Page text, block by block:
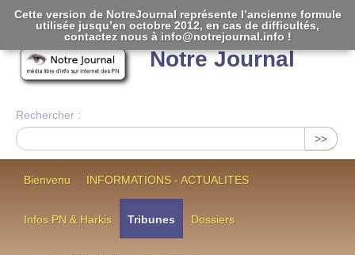
Notre Journal
Rechercher :
>>
Bienvenu INFORMATIONS - ACTUALITES
Infos PN & Harkis Tribunes Dossiers
Cette version de NotreJournal représente l’ancienne formule
utilisée jusqu’en octobre 2012, en cas de difficultés,
contactez nous à info@notrejournal.info !